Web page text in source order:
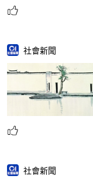
社會新聞
社會新聞